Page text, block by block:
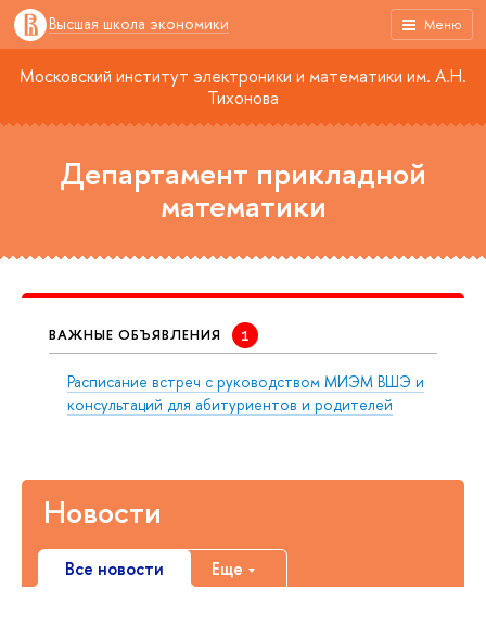
Меню
Высшая школа экономики
Московский институт электроники и математики им. А.Н.
Тихонова
Департамент прикладной
математики
ВАЖНЫЕ ОБЪЯВЛЕНИЯ
Расписание встреч с руководством МИЭМ ВШЭ и
консультаций для абитуриентов и родителей
Новости
Все новости Еще